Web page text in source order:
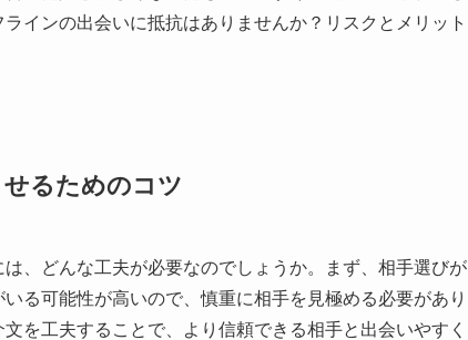
インの出会いに抵抗はありませんか？リスクとメリッ
るためのコツ
、どんな工夫が必要なのでしょうか。まず、相手選び
る可能性が高いので、慎重に相手を見極める必要があり
を工夫することで、より信頼できる相手と出会いやす